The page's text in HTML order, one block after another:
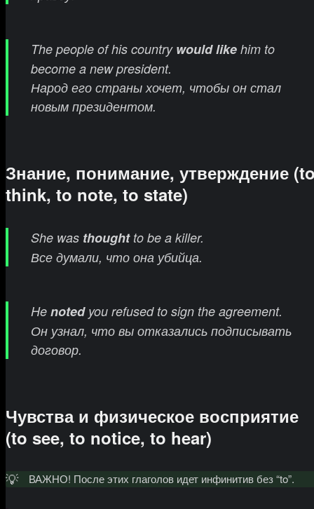
The people of his country would like him to
become a new president.
Народ его страны хочет, чтобы он стал
новым президентом.
Знание, понимание, утверждение
think, to note, to state)
She was thoughtto be a killer.
Все думали, что она убийца.
He notedyou refused to sign the agreement.
Он узнал, что вы отказались подписывать
договор.
Чувства и физическое восприятие
(to see, to notice, to hear)
💡 ВАЖНО! После этих глаголов идет инфинитив без “to”.